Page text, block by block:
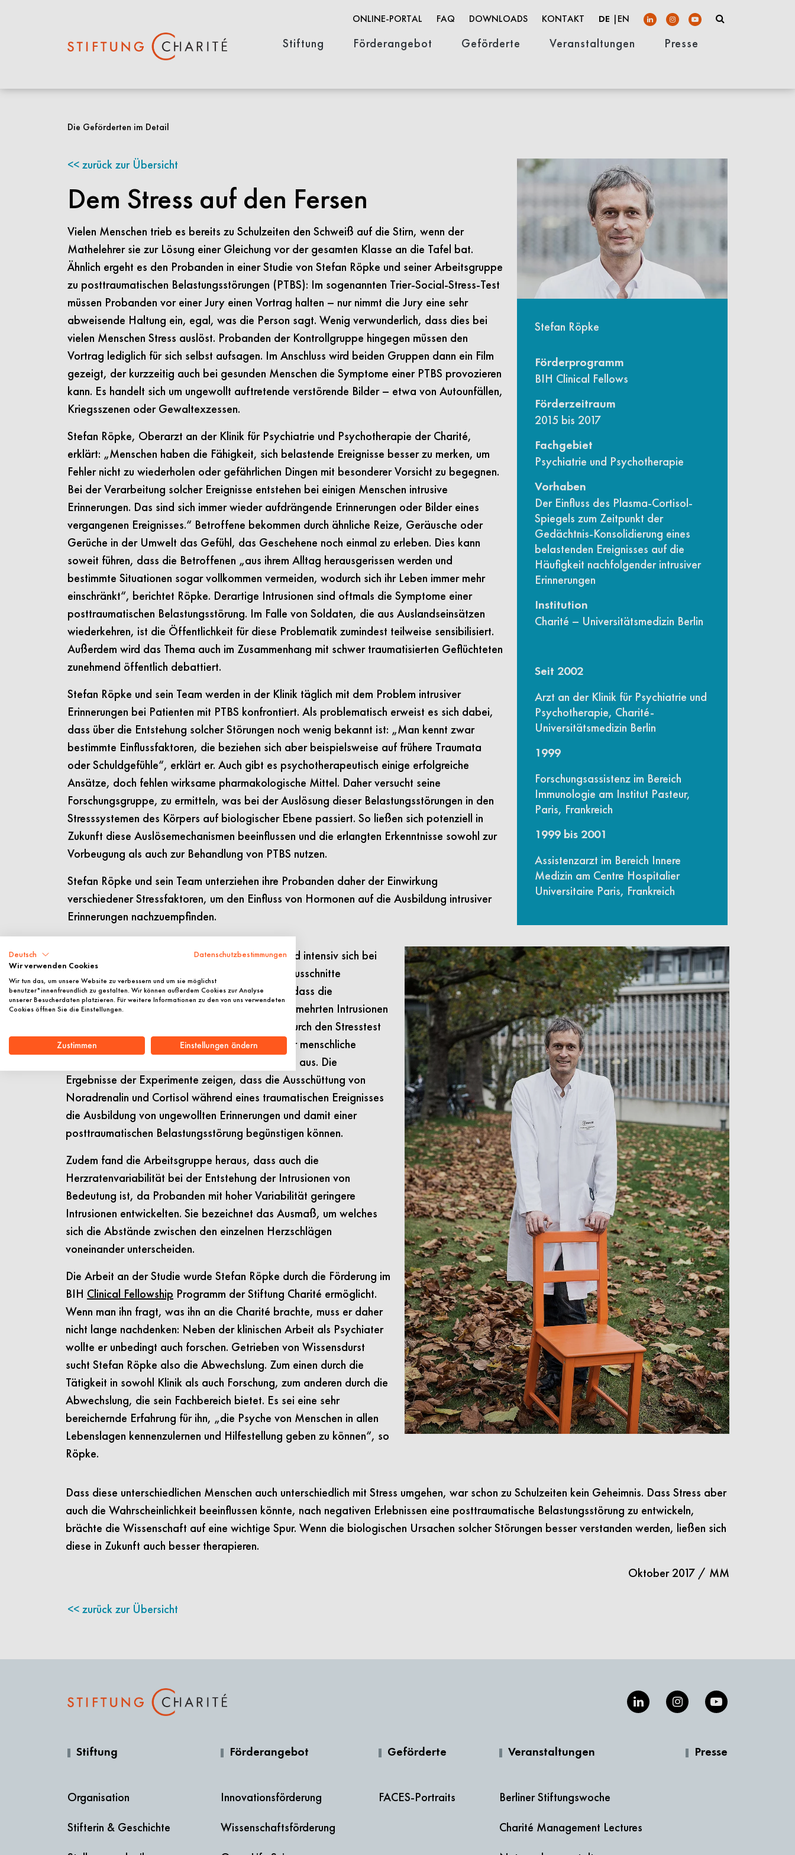
ONLINE-PORTAL FAQ DOWNLOADS KONTAKT DE EN
Stiftung
Förderangebot
Geförderte
Veranstaltungen
Presse
Die Geförderten im Detail
zurück zur Übersicht
Dem Stress auf den Fersen
Vielen Menschen trieb es bereits zu Schulzeiten den Schweiß auf die Stirn, wenn der
Mathelehrer sie zur Lösung einer Gleichung vor der gesamten Klasse an die Tafel bat.
Ähnlich ergeht es den Probanden in einer Studie von Stefan Röpke und seiner Arbeitsgruppe
zu posttraumatischen Belastungsstörungen (PTBS): Im sogenannten Trier-Social-Stress-Test
müssen Probanden vor einer Jury einen Vortrag halten – nur nimmt die Jury eine sehr
abweisende Haltung ein, egal, was die Person sagt. Wenig verwunderlich, dass dies bei
vielen Menschen Stress auslöst. Probanden der Kontrollgruppe hingegen müssen den
Vortrag lediglich für sich selbst aufsagen. Im Anschluss wird beiden Gruppen dann ein Film
gezeigt, der kurzzeitig auch bei gesunden Menschen die Symptome einer PTBS provozieren
kann. Es handelt sich um ungewollt auftretende verstörende Bilder – etwa von Autounfällen,
Kriegsszenen oder Gewaltexzessen.
Stefan Röpke, Oberarzt an der Klinik für Psychiatrie und Psychotherapie der Charité,
erklärt: „Menschen haben die Fähigkeit, sich belastende Ereignisse besser zu merken, um
Fehler nicht zu wiederholen oder gefährlichen Dingen mit besonderer Vorsicht zu begegnen.
Bei der Verarbeitung solcher Ereignisse entstehen bei einigen Menschen intrusive
Erinnerungen. Das sind sich immer wieder aufdrängende Erinnerungen oder Bilder eines
vergangenen Ereignisses.“ Betroffene bekommen durch ähnliche Reize, Geräusche oder
Gerüche in der Umwelt das Gefühl, das Geschehene noch einmal zu erleben. Dies kann
soweit führen, dass die Betroffenen „aus ihrem Alltag herausgerissen werden und
bestimmte Situationen sogar vollkommen vermeiden, wodurch sich ihr Leben immer mehr
einschränkt“, berichtet Röpke. Derartige Intrusionen sind oftmals die Symptome einer
posttraumatischen Belastungsstörung. Im Falle von Soldaten, die aus Auslandseinsätzen
wiederkehren, ist die Öffentlichkeit für diese Problematik zumindest teilweise sensibilisiert.
Außerdem wird das Thema auch im Zusammenhang mit schwer traumatisierten Geflüchteten
zunehmend öffentlich debattiert.
Stefan Röpke und sein Team werden in der Klinik täglich mit dem Problem intrusiver
Erinnerungen bei Patienten mit PTBS konfrontiert. Als problematisch erweist es sich dabei,
dass über die Entstehung solcher Störungen noch wenig bekannt ist: „Man kennt zwar
bestimmte Einflussfaktoren, die beziehen sich aber beispielsweise auf frühere Traumata
oder Schuldgefühle“, erklärt er. Auch gibt es psychotherapeutisch einige erfolgreiche
Ansätze, doch fehlen wirksame pharmakologische Mittel. Daher versucht seine
Forschungsgruppe, zu ermitteln, was bei der Auslösung dieser Belastungsstörungen in den
Stresssystemen des Körpers auf biologischer Ebene passiert. So ließen sich potenziell in
Zukunft diese Auslösemechanismen beeinflussen und die erlangten Erkenntnisse sowohl zur
Vorbeugung als auch zur Behandlung von PTBS nutzen.
Stefan Röpke und sein Team unterziehen ihre Probanden daher der Einwirkung
verschiedener Stressfaktoren, um den Einfluss von Hormonen auf die Ausbildung intrusiver
Erinnerungen nachzuempfinden.
Stefan Röpke
Förderprogramm
BIH Clinical Fellows
Förderzeitraum
2015 bis 2017
Fachgebiet
Psychiatrie und Psychotherapie
Vorhaben
Der Einfluss des Plasma-Cortisol-
Spiegels zum Zeitpunkt der
Gedächtnis-Konsolidierung eines
belastenden Ereignisses auf die
Häufigkeit nachfolgender intrusiver
Erinnerungen
Institution
Charité – Universitätsmedizin Berlin
Seit 2002
Arzt an der Klinik für Psychiatrie und
Psychotherapie, Charité-
Universitätsmedizin Berlin
1999
Forschungsassistenz im Bereich
Immunologie am Institut Pasteur,
Paris, Frankreich
1999 bis 2001
Assistenzarzt im Bereich Innere
Medizin am Centre Hospitalier
Universitaire Paris, Frankreich
Im Experiment wurde beobachtet, wie häufig und intensiv sich bei
den Versuchsgruppen Bilder der gezeigten Filmausschnitte
aufdrängten. Die Ergebnisse der Studie zeigen, dass die
Filmausschnitte bei denjenigen Probanden zu vermehrten Intrusionen
führen, deren biologische Stresssysteme zuvor durch den Stresstest
aktiviert wurden. In Stresssituationen schüttet der menschliche
Körper Hormone wie Noradrenalin oder Cortisol aus. Die
Ergebnisse der Experimente zeigen, dass die Ausschüttung von
Noradrenalin und Cortisol während eines traumatischen Ereignisses
die Ausbildung von ungewollten Erinnerungen und damit einer
posttraumatischen Belastungsstörung begünstigen können.
Zudem fand die Arbeitsgruppe heraus, dass auch die
Herzratenvariabilität bei der Entstehung der Intrusionen von
Bedeutung ist, da Probanden mit hoher Variabilität geringere
Intrusionen entwickelten. Sie bezeichnet das Ausmaß, um welches
sich die Abstände zwischen den einzelnen Herzschlägen
voneinander unterscheiden.
Die Arbeit an der Studie wurde Stefan Röpke durch die Förderung im
BIH Clinical Fellowship Programm der Stiftung Charité ermöglicht.
Wenn man ihn fragt, was ihn an die Charité brachte, muss er daher
nicht lange nachdenken: Neben der klinischen Arbeit als Psychiater
wollte er unbedingt auch forschen. Getrieben von Wissensdurst
sucht Stefan Röpke also die Abwechslung. Zum einen durch die
Tätigkeit in sowohl Klinik als auch Forschung, zum anderen durch die
Abwechslung, die sein Fachbereich bietet. Es sei eine sehr
bereichernde Erfahrung für ihn, „die Psyche von Menschen in allen
Lebenslagen kennenzulernen und Hilfestellung geben zu können“, so
Röpke.
Dass diese unterschiedlichen Menschen auch unterschiedlich mit Stress umgehen, war schon zu Schulzeiten kein Geheimnis. Dass Stress aber
auch die Wahrscheinlichkeit beeinflussen könnte, nach negativen Erlebnissen eine posttraumatische Belastungsstörung zu entwickeln,
brächte die Wissenschaft auf eine wichtige Spur. Wenn die biologischen Ursachen solcher Störungen besser verstanden werden, ließen sich
diese in Zukunft auch besser therapieren.
Oktober 2017 / MM
zurück zur Übersicht
Stiftung
Organisation
Stifterin & Geschichte
Förderangebot
Innovationsförderung
Wissenschaftsförderung
Geförderte
FACES-Portraits
Veranstaltungen
Berliner Stiftungswoche
Charité Management Lectures
Presse
Deutsch Datenschutzbestimmungen
Wir verwenden Cookies
Wir tun das, um unsere Website zu verbessern und um sie möglichst
benutzer*innenfreundlich zu gestalten. Wir können außerdem Cookies zur Analyse
unserer Besucherdaten platzieren. Für weitere Informationen zu den von uns verwendeten
Cookies öffnen Sie die Einstellungen.
Zustimmen Einstellungen ändern